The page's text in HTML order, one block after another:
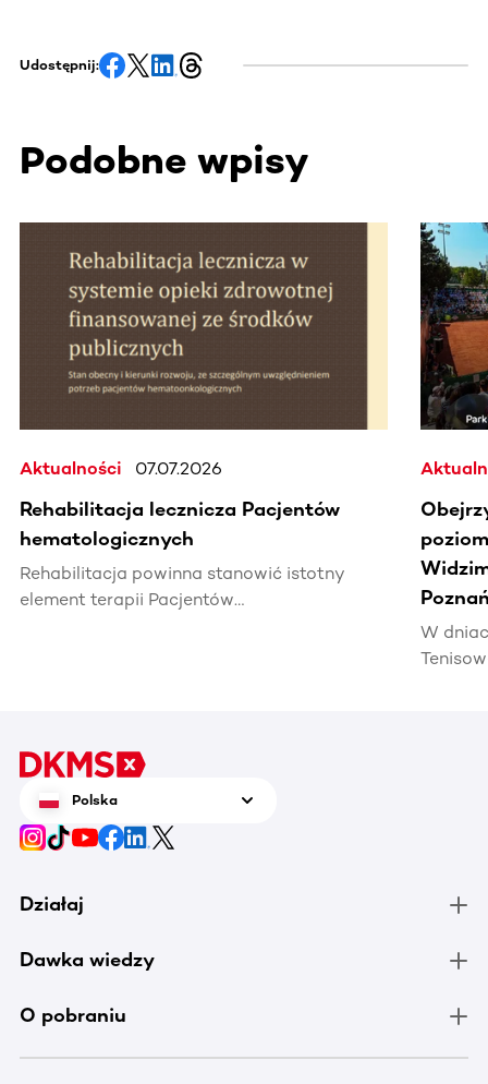
Udostępnij:
Podobne wpisy
Ta sekcja zawiera treści przewijane w poziomie. Użyj
Aktualności 07.07.2026
Rehabilitacja lecznicza Pacjentów
hematologicznych
Rehabilitacja powinna stanowić istotny
element terapii Pacjentów
W
Polska
Działaj
Dawka wiedzy
O pobraniu